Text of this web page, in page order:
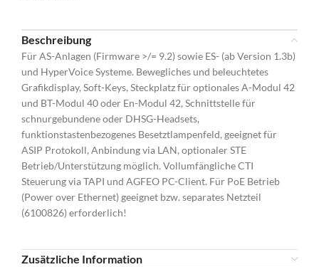
Beschreibung
Für AS-Anlagen (Firmware >/= 9.2) sowie ES- (ab Version 1.3b)
und HyperVoice Systeme. Bewegliches und beleuchtetes
Grafikdisplay, Soft-Keys, Steckplatz für optionales A-Modul 42
und BT-Modul 40 oder En-Modul 42, Schnittstelle für
schnurgebundene oder DHSG-Headsets,
funktionstastenbezogenes Besetztlampenfeld, geeignet für
ASIP Protokoll, Anbindung via LAN, optionaler STE
Betrieb/Unterstützung möglich. Vollumfängliche CTI
Steuerung via TAPI und AGFEO PC-Client. Für PoE Betrieb
(Power over Ethernet) geeignet bzw. separates Netzteil
(6100826) erforderlich!
Zusätzliche Information